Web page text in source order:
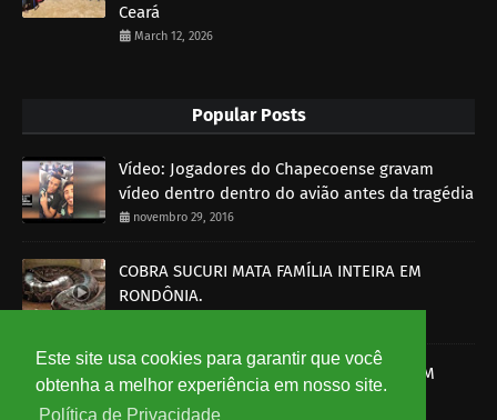
Este site usa cookies para garantir que você
obtenha a melhor experiência em nosso site.
Política de Privacidade
Ceará
March 12, 2026
Popular Posts
Vídeo: Jogadores do Chapecoense gravam
vídeo dentro dentro do avião antes da tragédia
novembro 29, 2016
COBRA SUCURI MATA FAMÍLIA INTEIRA EM
RONDÔNIA.
SOBRAL-CE: HOMEM É MORTO A BALA E PM
DETÉM UM SUSPEITO